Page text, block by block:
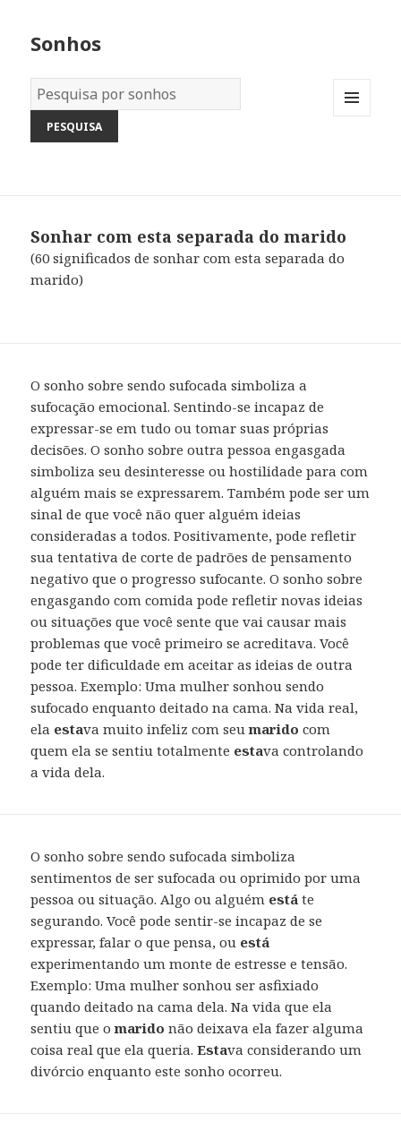
Sonhos
Dicionário
dos
Sonhos:
Sonhar com esta separada do marido
(60 significados de sonhar com esta separada do
marido)
O sonho sobre sendo sufocada simboliza a
sufocação emocional. Sentindo-se incapaz de
expressar-se em tudo ou tomar suas próprias
decisões. O sonho sobre outra pessoa engasgada
simboliza seu desinteresse ou hostilidade para com
alguém mais se expressarem. Também pode ser um
sinal de que você não quer alguém ideias
consideradas a todos. Positivamente, pode refletir
sua tentativa de corte de padrões de pensamento
negativo que o progresso sufocante. O sonho sobre
engasgando com comida pode refletir novas ideias
ou situações que você sente que vai causar mais
problemas que você primeiro se acreditava. Você
pode ter dificuldade em aceitar as ideias de outra
pessoa. Exemplo: Uma mulher sonhou sendo
sufocado enquanto deitado na cama. Na vida real,
ela estava muito infeliz com seumarido com
quem ela se sentiu totalmente estava controlando
a vida dela.
O sonho sobre sendo sufocada simboliza
sentimentos de ser sufocada ou oprimido por uma
pessoa ou situação. Algo ou alguém está te
segurando. Você pode sentir-se incapaz de se
expressar, falar o que pensa, ou está
experimentando um monte de estresse e tensão.
Exemplo: Uma mulher sonhou ser asfixiado
quando deitado na cama dela. Na vida que ela
sentiu que omarido não deixava ela fazer alguma
coisa real que ela queria.Estava considerando um
divórcio enquanto este sonho ocorreu.